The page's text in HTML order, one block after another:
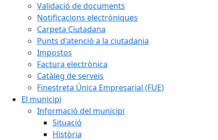
Validació de documents
Notificacions electròniques
Carpeta Ciutadana
Punts d'atenció a la ciutadania
Impostos
Factura electrònica
Catàleg de serveis
Finestreta Única Empresarial (FUE)
El municipi
Informació del municipi
Situació
Història